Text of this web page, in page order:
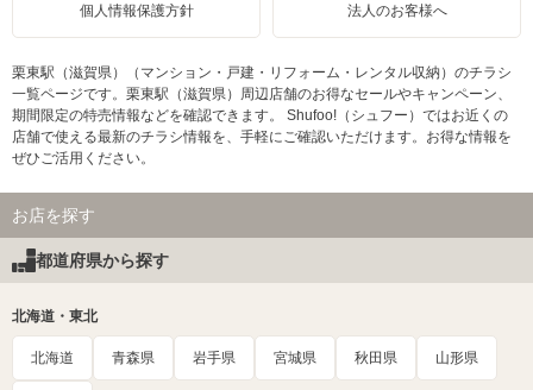
個人情報保護方針 法人のお客様へ
栗東駅（滋賀県）（マンション・戸建・リフォーム・レンタル収納）のチラシ
一覧ページです。栗東駅（滋賀県）周辺店舗のお得なセールやキャンペーン、
期間限定の特売情報などを確認できます。 Shufoo!（シュフー）ではお近くの
店舗で使える最新のチラシ情報を、手軽にご確認いただけます。お得な情報を
ぜひご活用ください。
お店を探す
都道府県から探す
北海道・東北
北海道 青森県 岩手県 宮城県 秋田県 山形県